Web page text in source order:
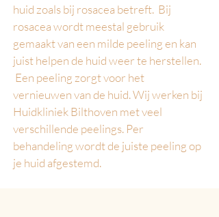
huid zoals bij rosacea betreft. Bij
rosacea wordt meestal gebruik
gemaakt van een milde peeling en kan
juist helpen de huid weer te herstellen.
Een peeling zorgt voor het
vernieuwen van de huid.Wij werken bij
Huidkliniek Bilthoven met veel
verschillende peelings. Per
behandeling wordt de juiste peeling op
je huid afgestemd.